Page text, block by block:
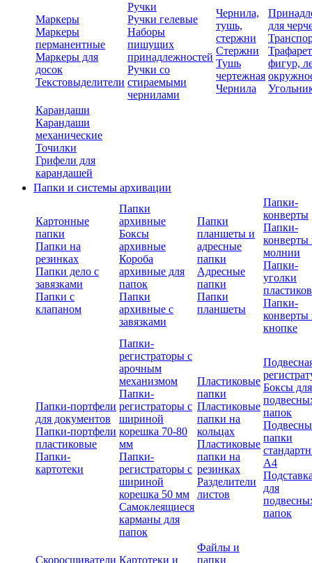
Маркеры
Маркеры
перманентные
Маркеры для
досок
Текстовыделители
Ручки
Ручки гелевые
Наборы
пишущих
принадлежностей
Ручки со
стираемыми
чернилами
Чернила,
тушь,
стержни
Стержни
Тушь
чертежная
Чернила
для
фигур,
Карандаши
Карандаши
механические
Точилки
Грифели для
карандашей
Папки и системы архивации
Картонные
папки
Папки на
резинках
Папки дело с
завязками
Папки с
клапаном
Папки
архивные
Боксы
архивные
Короба
архивные для
папок
Папки
архивные с
завязками
Папки
планшеты и
адресные
папки
Адресные
папки
Папки
планшеты
Папки-
конверты
Папки-
конверты
молнии
Папки-
уголки
Папки-
конверты
кнопке
Папки-портфели
для документов
Папки-портфели
пластиковые
Папки-
картотеки
Папки-
регистраторы с
арочным
механизмом
Папки-
регистраторы с
шириной
корешка 70-80
мм
Папки-
регистраторы с
шириной
корешка 50 мм
Самоклеящиеся
карманы для
папок
Пластиковые
папки
Пластиковые
папки на
кольцах
Пластиковые
папки на
резинках
Разделители
листов
Боксы для
папок
папки
А4
для
папок
Скоросшиватели Картотеки и
Файлы и
папки